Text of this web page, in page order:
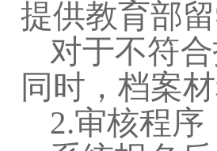
提供教育部
对于不符
同时，档案
2.审核程序